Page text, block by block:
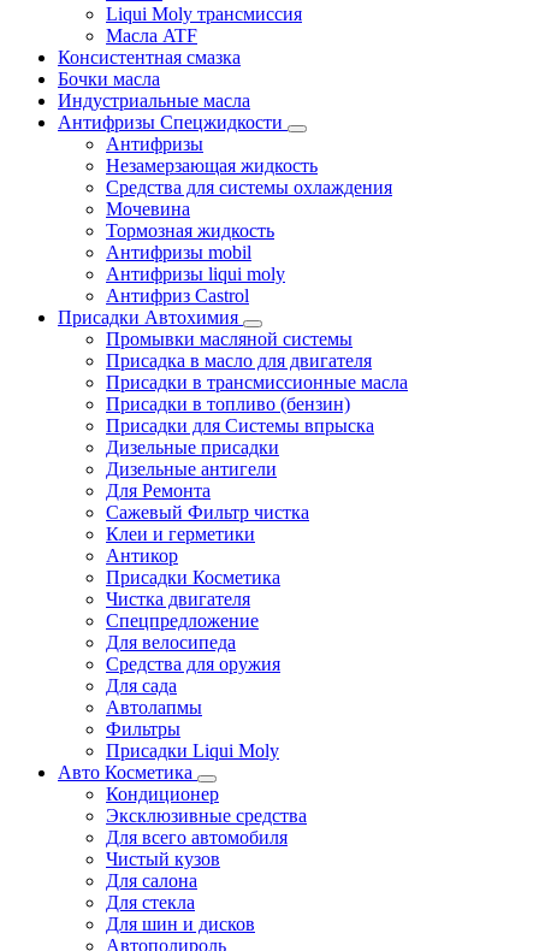
Liqui Moly трансмиссия
Масла ATF
Консистентная смазка
Бочки масла
Индустриальные масла
Антифризы Спецжидкости
Антифризы
Незамерзающая жидкость
Средства для системы охлаждения
Мочевина
Тормозная жидкость
Антифризы mobil
Антифризы liqui moly
Антифриз Castrol
Присадки Автохимия
Промывки масляной системы
Присадка в масло для двигателя
Присадки в трансмиссионные масла
Присадки в топливо (бензин)
Присадки для Системы впрыска
Дизельные присадки
Дизельные антигели
Для Ремонта
Сажевый Фильтр чистка
Клеи и герметики
Антикор
Присадки Косметика
Чистка двигателя
Спецпредложение
Для велосипеда
Средства для оружия
Для сада
Автолапмы
Фильтры
Присадки Liqui Moly
Авто Косметика
Кондиционер
Эксклюзивные средства
Для всего автомобиля
Чистый кузов
Для салона
Для стекла
Для шин и дисков
Автополироль